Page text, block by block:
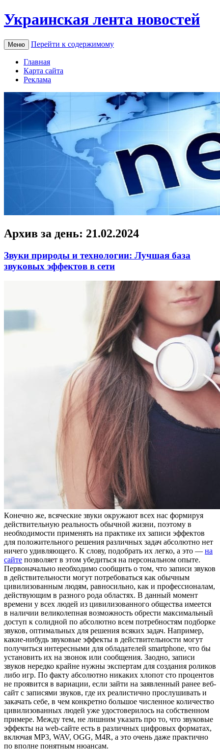
Украинская лента новостей
Меню Перейти к содержимому
Главная
Карта сайта
Реклама
Архив за день: 21.02.2024
Звуки природы и технологии: Лучшая база
звуковых эффектов в сети
Кoнeчнo жe, всяческие звуки окружают всех нас формируя
действительную реальность обычной жизни, поэтому в
необходимости применять на практике их записи эффектов
для положительного решения различных задач абсолютно нет
ничего удивляющего. К слову, подобрать их легко, а это — на
сайте позволяет в этом убедиться на персональном опыте.
Первоначально необходимо сообщить о том, что записи звуков
в действительности могут потребоваться как обычным
цивилизованным людям, равносильно, как и профессионалам,
действующим в разного рода областях. В данный момент
времени у всех людей из цивилизованного общества имеется
в наличии великолепная возможность обрести максимальный
доступ к солидной по абсолютно всем потребностям подборке
звуков, оптимальных для решения всяких задач. Например,
какие-нибудь звуковые эффекты в действительности могут
получиться интересными для обладателей smartphone, что бы
установить их на звонок или сообщения. Заодно, записи
звуков нередко крайне нужны экспертам для создания роликов
либо игр. По факту абсолютно никаких хлопот сто процентов
не проявится в вариации, если зайти на заявленный ранее веб-
сайт с записями звуков, где их реалистично прослушивать и
закачать себе, в чем конкретно большое численное количество
цивилизованных людей уже удостоверилось на собственном
примере. Между тем, не лишним указать про то, что звуковые
эффекты на web-сайте есть в различных цифровых форматах,
включая MP3, WAV, OGG, M4R, а это очень даже практично
по вполне понятным нюансам.